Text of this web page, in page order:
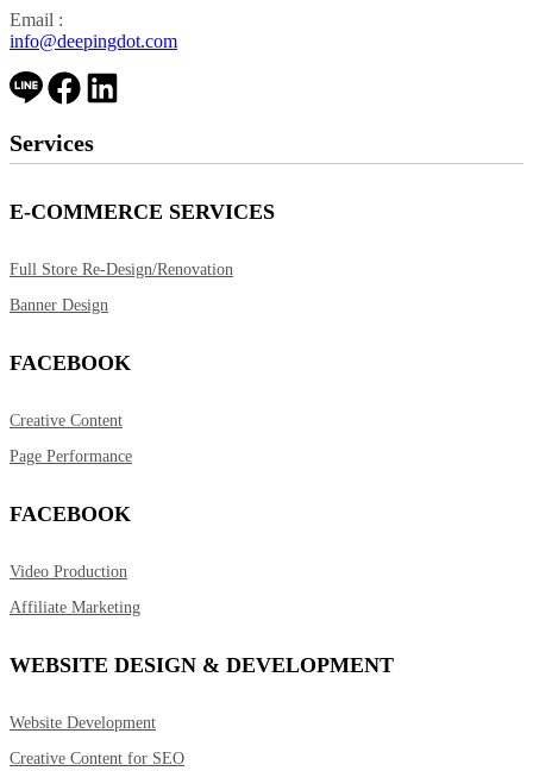
Email :
info@deepingdot.com
Services
E-COMMERCE SERVICES
Full Store Re-Design/Renovation
Banner Design
FACEBOOK
Creative Content
Page Performance
FACEBOOK
Video Production
Affiliate Marketing
WEBSITE DESIGN & DEVELOPMENT
Website Development
Creative Content for SEO